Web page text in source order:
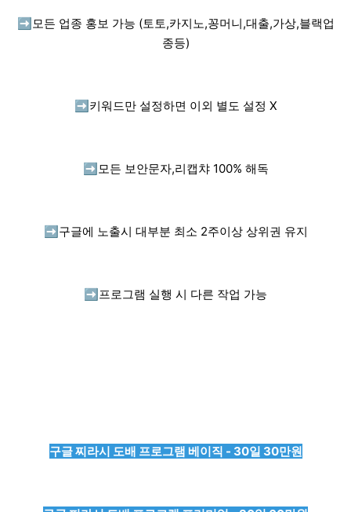
➡️ 모든 업종 홍보 가능 (토토,카지노,꽁머니,대출,가상,블랙업
종등)
➡️ 키워드만 설정하면 이외 별도 설정 X
➡️ 모든 보안문자,리캡챠 100% 해독
➡️ 구글에 노출시 대부분 최소 2주이상 상위권 유지
➡️ 프로그램 실행 시 다른 작업 가능
구글 찌라시 도배 프로그램 베이직 - 30일 30만원